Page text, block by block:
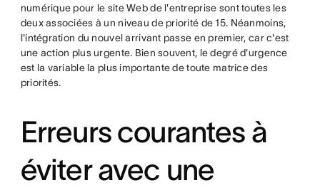
numérique pour le site Web de l'entreprise sont toutes les
deux associées à un niveau de priorité de 15. Néanmoins,
l'intégration du nouvel arrivant passe en premier, car c'est
une action plus urgente. Bien souvent, le degré d'urgence
est la variable la plus importante de toute matrice des
priorités.
Erreurs courantes à
éviter avec une